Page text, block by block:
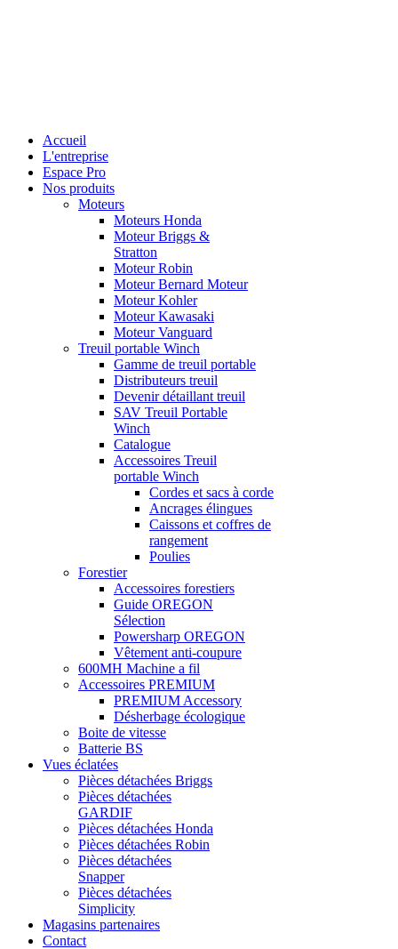
Accueil
L'entreprise
Espace Pro
Nos produits
Moteurs
Moteurs Honda
Moteur Briggs &
Stratton
Moteur Robin
Moteur Bernard Moteur
Moteur Kohler
Moteur Kawasaki
Moteur Vanguard
Treuil portable Winch
Gamme de treuil portable
Distributeurs treuil
Devenir détaillant treuil
SAV Treuil Portable
Winch
Catalogue
Accessoires Treuil
portable Winch
Cordes et sacs à corde
Ancrages élingues
Caissons et coffres de
rangement
Poulies
Forestier
Accessoires forestiers
Guide OREGON
Sélection
Powersharp OREGON
Vêtement anti-coupure
600MH Machine a fil
Accessoires PREMIUM
PREMIUM Accessory
Désherbage écologique
Boite de vitesse
Batterie BS
Vues éclatées
Pièces détachées Briggs
Pièces détachées
GARDIF
Pièces détachées Honda
Pièces détachées Robin
Pièces détachées
Snapper
Pièces détachées
Simplicity
Magasins partenaires
Contact